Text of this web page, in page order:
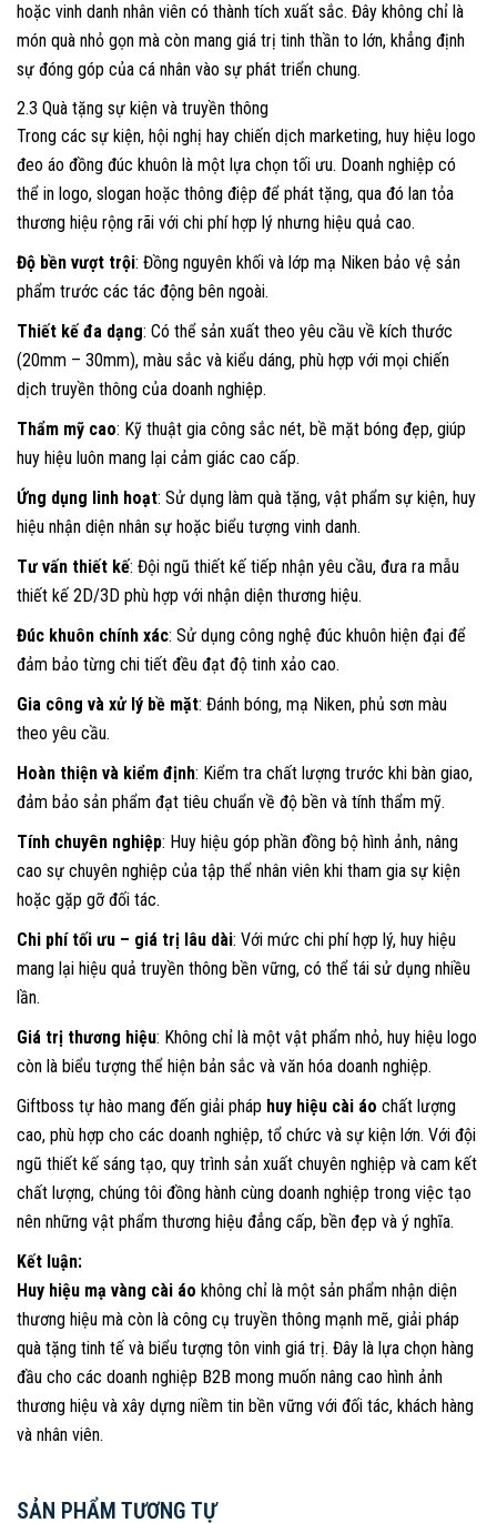
hoặc vinh danh nhân viên có thành tích xuất sắc. Đây không chỉ là
món quà nhỏ gọn mà còn mang giá trị tinh thần to lớn, khẳng định
sự đóng góp của cá nhân vào sự phát triển chung.
2.3 Quà tặng sự kiện và truyền thông
Trong các sự kiện, hội nghị hay chiến dịch marketing, huy hiệu logo
đeo áo đồng đúc khuôn là một lựa chọn tối ưu. Doanh nghiệp có
thể in logo, slogan hoặc thông điệp để phát tặng, qua đó lan tỏa
thương hiệu rộng rãi với chi phí hợp lý nhưng hiệu quả cao.
Độ bền vượt trội: Đồng nguyên khối và lớp mạ Niken bảo vệ sản
phẩm trước các tác động bên ngoài.
Thiết kế đa dạng: Có thể sản xuất theo yêu cầu về kích thước
(20mm – 30mm), màu sắc và kiểu dáng, phù hợp với mọi chiến
dịch truyền thông của doanh nghiệp.
Thẩm mỹ cao: Kỹ thuật gia công sắc nét, bề mặt bóng đẹp, giúp
huy hiệu luôn mang lại cảm giác cao cấp.
Ứng dụng linh hoạt: Sử dụng làm quà tặng, vật phẩm sự kiện, huy
hiệu nhận diện nhân sự hoặc biểu tượng vinh danh.
Tư vấn thiết kế: Đội ngũ thiết kế tiếp nhận yêu cầu, đưa ra mẫu
thiết kế 2D/3D phù hợp với nhận diện thương hiệu.
Đúc khuôn chính xác: Sử dụng công nghệ đúc khuôn hiện đại để
đảm bảo từng chi tiết đều đạt độ tinh xảo cao.
Gia công và xử lý bề mặt: Đánh bóng, mạ Niken, phủ sơn màu
theo yêu cầu.
Hoàn thiện và kiểm định: Kiểm tra chất lượng trước khi bàn giao,
đảm bảo sản phẩm đạt tiêu chuẩn về độ bền và tính thẩm mỹ.
Tính chuyên nghiệp: Huy hiệu góp phần đồng bộ hình ảnh, nâng
cao sự chuyên nghiệp của tập thể nhân viên khi tham gia sự kiện
hoặc gặp gỡ đối tác.
Chi phí tối ưu – giá trị lâu dài: Với mức chi phí hợp lý, huy hiệu
mang lại hiệu quả truyền thông bền vững, có thể tái sử dụng nhiều
lần.
Giá trị thương hiệu: Không chỉ là một vật phẩm nhỏ, huy hiệu logo
còn là biểu tượng thể hiện bản sắc và văn hóa doanh nghiệp.
Giftboss tự hào mang đến giải pháp huy hiệu cài áo chất lượng
cao, phù hợp cho các doanh nghiệp, tổ chức và sự kiện lớn. Với đội
ngũ thiết kế sáng tạo, quy trình sản xuất chuyên nghiệp và cam kết
chất lượng, chúng tôi đồng hành cùng doanh nghiệp trong việc tạo
nên những vật phẩm thương hiệu đẳng cấp, bền đẹp và ý nghĩa.
Kết luận:
Huy hiệu mạ vàng cài áo không chỉ là một sản phẩm nhận diện
thương hiệu mà còn là công cụ truyền thông mạnh mẽ, giải pháp
quà tặng tinh tế và biểu tượng tôn vinh giá trị. Đây là lựa chọn hàng
đầu cho các doanh nghiệp B2B mong muốn nâng cao hình ảnh
thương hiệu và xây dựng niềm tin bền vững với đối tác, khách hàng
và nhân viên.
SẢN PHẨM TƯƠNG TỰ